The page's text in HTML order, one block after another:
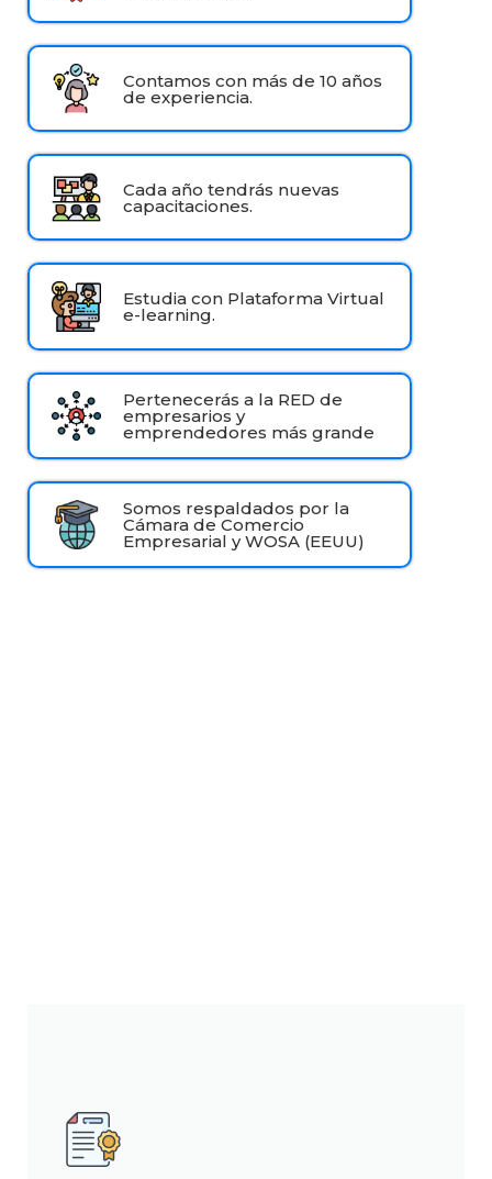
Contamos con más de 10 años
de experiencia.
Cada año tendrás nuevas
capacitaciones.
Estudia con Plataforma Virtual
e-learning.
Pertenecerás a la RED de
empresarios y
emprendedores más grande
Somos respaldados por la
Cámara de Comercio
Empresarial y WOSA (EEUU)